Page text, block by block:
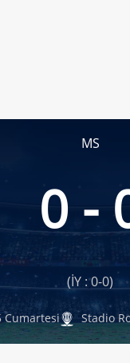
MS
0 -
(İY : 0-0)
Cumartesi Stadio